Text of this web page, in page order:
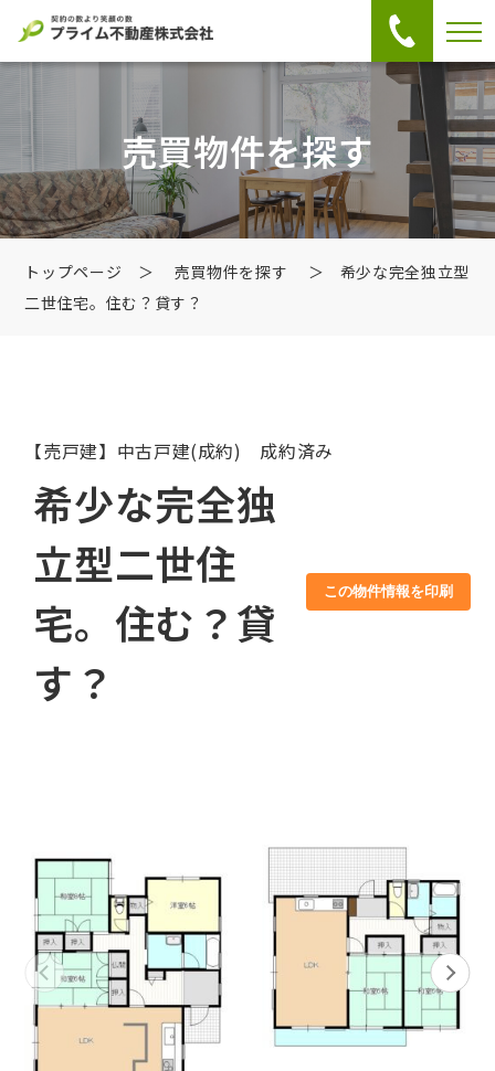
売買物件を探す
トップページ ＞ 売買物件を探す
＞ 希少な完全独立型
二世住宅。住む？貸す？
【売戸建】中古戸建(成約) 成約済み
希少な完全独
立型二世住
宅。住む？貸
す？
この物件情報を印刷